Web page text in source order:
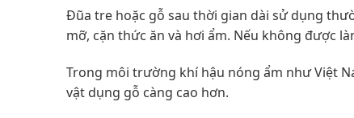
Đũa tre hoặc gỗ sau thời gian dài sử dụng
mỡ, cặn thức ăn và hơi ẩm. Nếu không được
Trong môi trường khí hậu nóng ẩm như Việt
vật dụng gỗ càng cao hơn.